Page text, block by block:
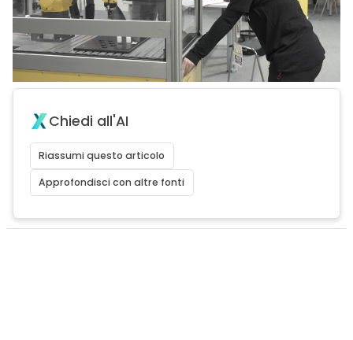
Chiedi all'AI
Riassumi questo articolo
Approfondisci con altre fonti